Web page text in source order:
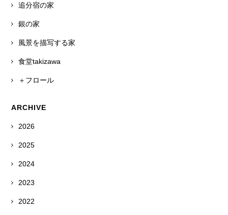
追分宿の家
銀の家
風景を描写する家
食堂takizawa
＋フロール
ARCHIVE
2026
2025
2024
2023
2022